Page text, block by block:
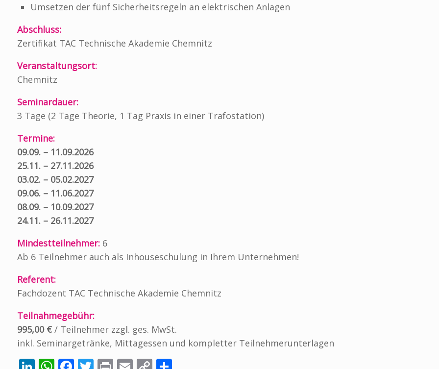
Umsetzen der fünf Sicherheitsregeln an elektrischen Anlagen
Abschluss:
Zertifikat TAC Technische Akademie Chemnitz
Veranstaltungsort:
Chemnitz
Seminardauer:
3 Tage (2 Tage Theorie, 1 Tag Praxis in einer Trafostation)
Termine:
09.09. – 11.09.2026
25.11. – 27.11.2026
03.02. – 05.02.2027
09.06. – 11.06.2027
08.09. – 10.09.2027
24.11. – 26.11.2027
Mindestteilnehmer: 6
Ab 6 Teilnehmer auch als Inhouseschulung in Ihrem Unternehmen!
Referent:
Fachdozent TAC Technische Akademie Chemnitz
Teilnahmegebühr:
995,00 € / Teilnehmer zzgl. ges. MwSt.
inkl. Seminargetränke, Mittagessen und kompletter Teilnehmerunterlagen